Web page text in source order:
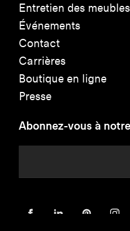
Entretien des meubles
Événements
Contact
Carrières
Boutique en ligne
Presse
Abonnez-vous à